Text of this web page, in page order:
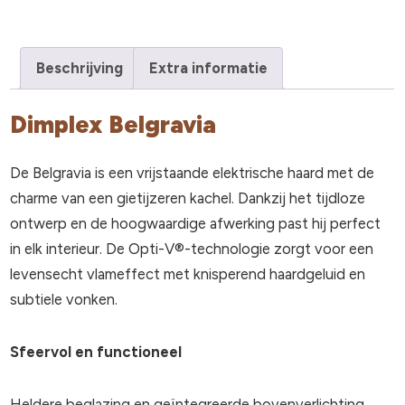
Beschrijving Extra informatie
Dimplex Belgravia
De Belgravia is een vrijstaande elektrische haard met de
charme van een gietijzeren kachel. Dankzij het tijdloze
ontwerp en de hoogwaardige afwerking past hij perfect
in elk interieur. De Opti-V®-technologie zorgt voor een
levensecht vlameffect met knisperend haardgeluid en
subtiele vonken.
Sfeervol en functioneel